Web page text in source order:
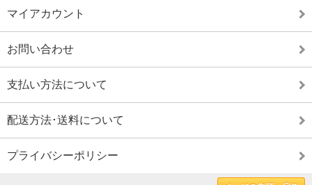
マイアカウント
お問い合わせ
支払い方法について
配送方法･送料について
プライバシーポリシー